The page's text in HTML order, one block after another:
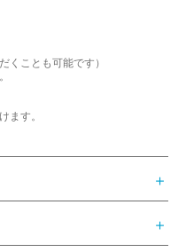
くことも可能です）
ます。